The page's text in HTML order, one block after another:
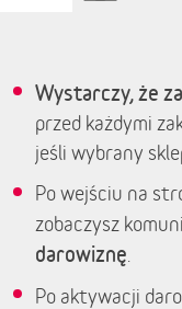
Wystarczy, że
przed każdymi
jeśli wybrany
Po wejściu na
zobaczysz
darowiznę
Po aktywacji